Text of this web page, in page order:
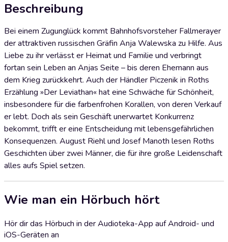
Beschreibung
Bei einem Zugunglück kommt Bahnhofsvorsteher Fallmerayer
der attraktiven russischen Gräfin Anja Walewska zu Hilfe. Aus
Liebe zu ihr verlässt er Heimat und Familie und verbringt
fortan sein Leben an Anjas Seite – bis deren Ehemann aus
dem Krieg zurückkehrt. Auch der Händler Piczenik in Roths
Erzählung »Der Leviathan« hat eine Schwäche für Schönheit,
insbesondere für die farbenfrohen Korallen, von deren Verkauf
er lebt. Doch als sein Geschäft unerwartet Konkurrenz
bekommt, trifft er eine Entscheidung mit lebensgefährlichen
Konsequenzen. August Riehl und Josef Manoth lesen Roths
Geschichten über zwei Männer, die für ihre große Leidenschaft
alles aufs Spiel setzen.
Wie man ein Hörbuch hört
Hör dir das Hörbuch in der Audioteka-App auf Android- und
iOS-Geräten an